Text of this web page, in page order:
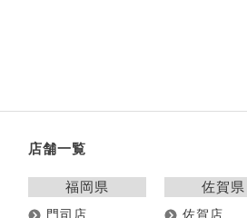
店舗一覧
福岡県
門司店
佐賀県
佐賀店